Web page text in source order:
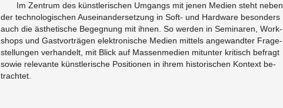
Im Zen­trum des künst­le­ri­schen Um­gangs mit jenen Me­di­en steht neben
der tech­no­lo­gi­schen Aus­ein­an­der­set­zung in Soft- und Hard­ware be­son­ders
auch die ästhe­ti­sche Be­geg­nung mit ihnen. So wer­den in Se­mi­na­ren, Work­
shops und Gast­vor­trägen elek­tro­ni­sche Me­di­en mit­tels an­ge­wand­ter Fra­ge­
stel­lun­gen ver­han­delt, mit Blick auf Mas­sen­me­di­en mit­un­ter kri­tisch be­fragt
sowie re­le­van­te künst­le­ri­sche Po­si­tio­nen in ihrem his­to­ri­schen Kon­text be­
trach­tet.